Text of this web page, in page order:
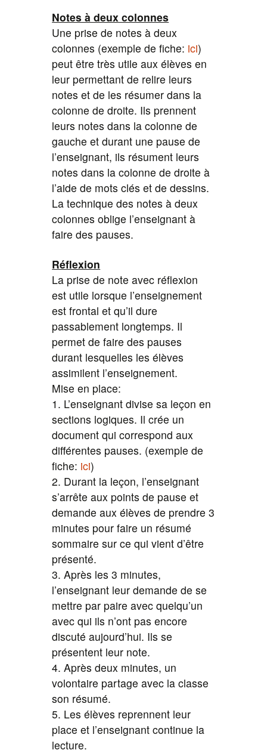
Notes à deux colonnes
Une prise de notes à deux
colonnes (exemple de fiche: ici)
peut être très utile aux élèves en
leur permettant de relire leurs
notes et de les résumer dans la
colonne de droite. Ils prennent
leurs notes dans la colonne de
gauche et durant une pause de
l’enseignant, ils résument leurs
notes dans la colonne de droite à
l’aide de mots clés et de dessins.
La technique des notes à deux
colonnes oblige l’enseignant à
faire des pauses.
Réflexion
La prise de note avec réflexion
est utile lorsque l’enseignement
est frontal et qu’il dure
passablement longtemps. Il
permet de faire des pauses
durant lesquelles les élèves
assimilent l’enseignement.
Mise en place:
1. L’enseignant divise sa leçon en
sections logiques. Il crée un
document qui correspond aux
différentes pauses. (exemple de
fiche: ici)
2. Durant la leçon, l’enseignant
s’arrête aux points de pause et
demande aux élèves de prendre 3
minutes pour faire un résumé
sommaire sur ce qui vient d’être
présenté.
3. Après les 3 minutes,
l’enseignant leur demande de se
mettre par paire avec quelqu’un
avec qui ils n’ont pas encore
discuté aujourd’hui. Ils se
présentent leur note.
4. Après deux minutes, un
volontaire partage avec la classe
son résumé.
5. Les élèves reprennent leur
place et l’enseignant continue la
lecture.